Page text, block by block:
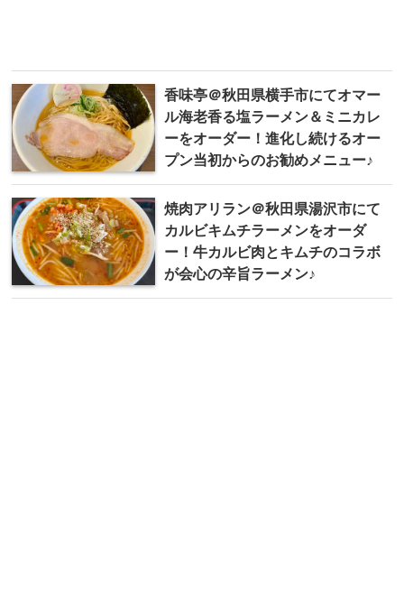
香味亭＠秋田県横手市にてオマー
ル海老香る塩ラーメン＆ミニカレ
ーをオーダー！進化し続けるオー
プン当初からのお勧めメニュー♪
焼肉アリラン＠秋田県湯沢市にて
カルビキムチラーメンをオーダ
ー！牛カルビ肉とキムチのコラボ
が会心の辛旨ラーメン♪